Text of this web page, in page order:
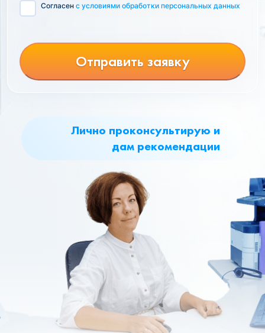
Лично проконсультирую и
дам рекомендации
Согласен с условиями обработки персональных данных
Отправить заявку